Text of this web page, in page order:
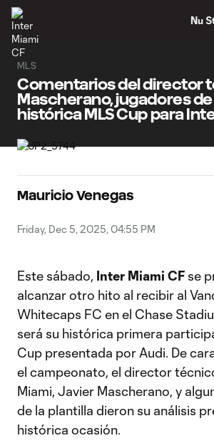
Nu
MLS
Comentarios del director
Mascherano, jugadores de
histórica MLS Cup para
Mauricio Venegas
Friday, Dec 5, 2025, 04:55 PM
Este sábado, Inter Miami CF se
alcanzar otro hito al recibir al
Whitecaps FC en el Chase
será su histórica primera
Cup presentada por Audi. De
el campeonato, el director
Miami, Javier Mascherano, y
de la plantilla dieron su análisis
histórica ocasión.